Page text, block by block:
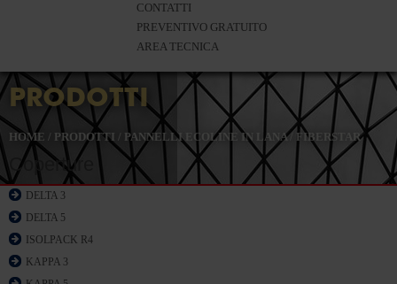
CONTATTI
PREVENTIVO GRATUITO
AREA TECNICA
PRODOTTI
HOME / PRODOTTI / PANNELLI ECOLINE IN LANA/ FIBERSTAR
Coperture
DELTA 3
DELTA 5
ISOLPACK R4
KAPPA 3